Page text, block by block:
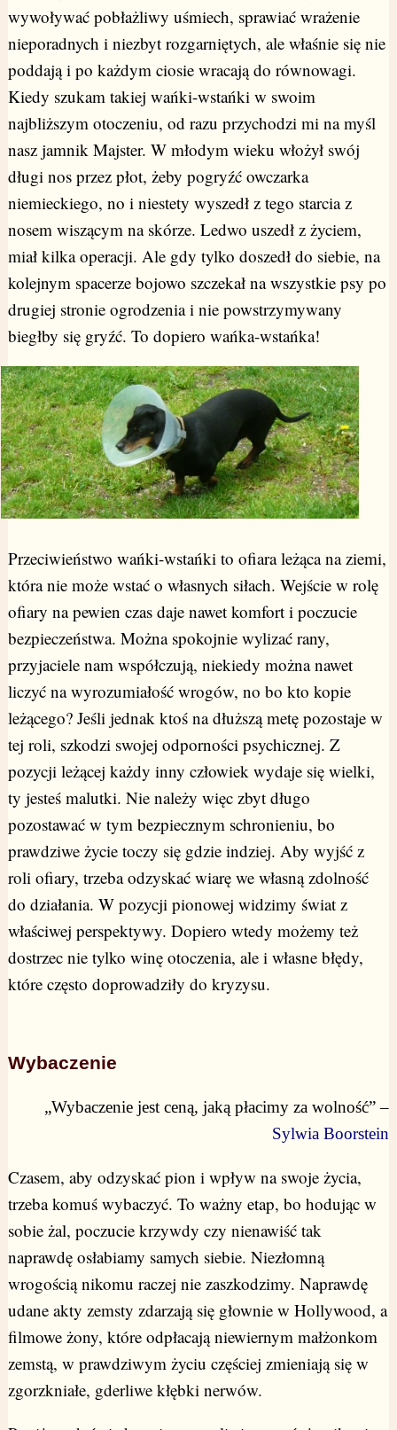
wywoływać pobłażliwy uśmiech, sprawiać wrażenie
nieporadnych i niezbyt rozgarniętych, ale właśnie się nie
poddają i po każdym ciosie wracają do równowagi.
Kiedy szukam takiej wańki-wstańki w swoim
najbliższym otoczeniu, od razu przychodzi mi na myśl
nasz jamnik Majster. W młodym wieku włożył swój
długi nos przez płot, żeby pogryźć owczarka
niemieckiego, no i niestety wyszedł z tego starcia z
nosem wiszącym na skórze. Ledwo uszedł z życiem,
miał kilka operacji. Ale gdy tylko doszedł do siebie, na
kolejnym spacerze bojowo szczekał na wszystkie psy po
drugiej stronie ogrodzenia i nie powstrzymywany
biegłby się gryźć. To dopiero wańka-wstańka!
Przeciwieństwo wańki-wstańki to ofiara leżąca na ziemi,
która nie może wstać o własnych siłach. Wejście w rolę
ofiary na pewien czas daje nawet komfort i poczucie
bezpieczeństwa. Można spokojnie wylizać rany,
przyjaciele nam współczują, niekiedy można nawet
liczyć na wyrozumiałość wrogów, no bo kto kopie
leżącego? Jeśli jednak ktoś na dłuższą metę pozostaje w
tej roli, szkodzi swojej odporności psychicznej. Z
pozycji leżącej każdy inny człowiek wydaje się wielki,
ty jesteś malutki. Nie należy więc zbyt długo
pozostawać w tym bezpiecznym schronieniu, bo
prawdziwe życie toczy się gdzie indziej. Aby wyjść z
roli ofiary, trzeba odzyskać wiarę we własną zdolność
do działania. W pozycji pionowej widzimy świat z
właściwej perspektywy. Dopiero wtedy możemy też
dostrzec nie tylko winę otoczenia, ale i własne błędy,
które często doprowadziły do kryzysu.
Wybaczenie
„Wybaczenie jest ceną, jaką płacimy za wolność” –
Sylwia Boorstein
Czasem, aby odzyskać pion i wpływ na swoje życia,
trzeba komuś wybaczyć. To ważny etap, bo hodując w
sobie żal, poczucie krzywdy czy nienawiść tak
naprawdę osłabiamy samych siebie. Niezłomną
wrogością nikomu raczej nie zaszkodzimy. Naprawdę
udane akty zemsty zdarzają się głownie w Hollywood, a
filmowe żony, które odpłacają niewiernym małżonkom
zemstą, w prawdziwym życiu częściej zmieniają się w
zgorzkniałe, gderliwe kłębki nerwów.